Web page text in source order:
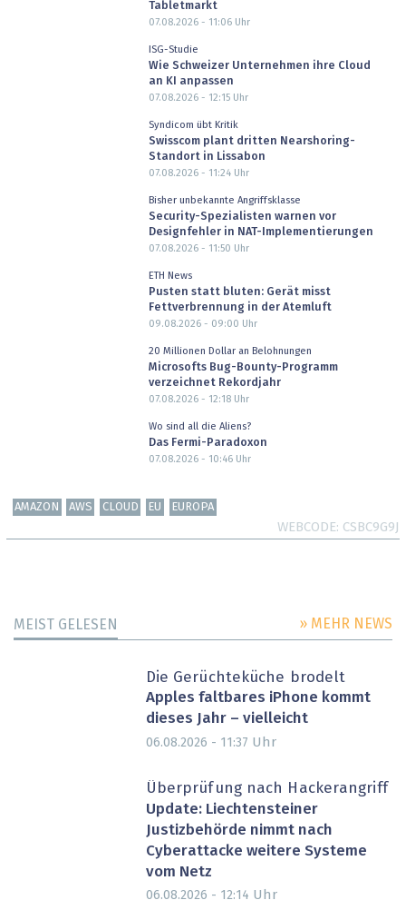
Tabletmarkt
07.08.2026 - 11:06Uhr
ISG-Studie
Wie Schweizer Unternehmen ihre Cloud
an KI anpassen
07.08.2026 - 12:15Uhr
Syndicom übt Kritik
Swisscom plant dritten Nearshoring-
Standort in Lissabon
07.08.2026 - 11:24Uhr
Bisher unbekannte Angriffsklasse
Security-Spezialisten warnen vor
Designfehler in NAT-Implementierungen
07.08.2026 - 11:50 Uhr
ETH News
Pusten statt bluten: Gerät misst
Fettverbrennung in der Atemluft
09.08.2026 - 09:00 Uhr
20 Millionen Dollar an Belohnungen
Microsofts Bug-Bounty-Programm
verzeichnet Rekordjahr
07.08.2026 - 12:18Uhr
Wo sind all die Aliens?
Das Fermi-Paradoxon
07.08.2026 - 10:46Uhr
AMAZON AWS CLOUD EU EUROPA
WEBCODE CSBC9G9J
MEIST GELESEN » MEHR NEWS
Die Gerüchteküche brodelt
Apples faltbares iPhone kommt
dieses Jahr – vielleicht
06.08.2026 - 11:37 Uhr
Überprüfung nach Hackerangriff
Update: Liechtensteiner
Justizbehörde nimmt nach
Cyberattacke weitere Systeme
vom Netz
06.08.2026 - 12:14 Uhr